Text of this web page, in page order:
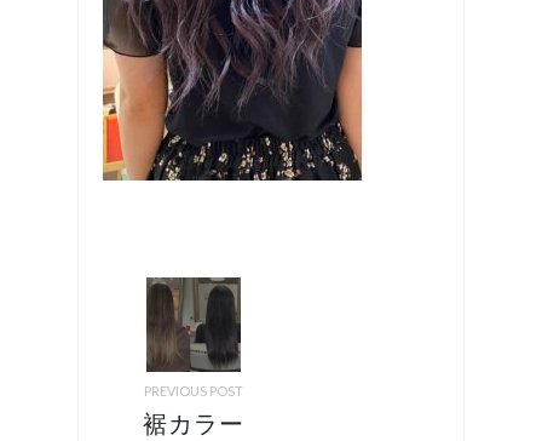
PREVIOUS POST
裾カラー